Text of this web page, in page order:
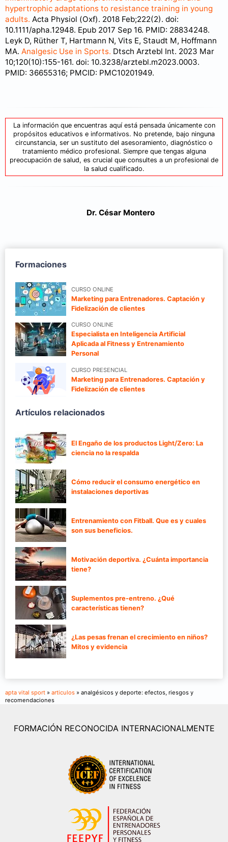
hypertrophic adaptations to resistance training in young
adults. Acta Physiol (Oxf). 2018 Feb;222(2). doi:
10.1111/apha.12948. Epub 2017 Sep 16. PMID: 28834248.
Leyk D, Rüther T, Hartmann N, Vits E, Staudt M, Hoffmann
MA. Analgesic Use in Sports. Dtsch Arztebl Int. 2023 Mar
10;120(10):155-161. doi: 10.3238/arztebl.m2023.0003.
PMID: 36655316; PMCID: PMC10201949.
La información que encuentras aquí está pensada únicamente con
propósitos educativos e informativos. No pretende, bajo ninguna
circunstancia, ser un sustituto del asesoramiento, diagnóstico o
tratamiento médico profesional. Siempre que tengas alguna
preocupación de salud, es crucial que consultes a un profesional de
la salud cualificado.
Dr. César Montero
Formaciones
CURSO ONLINE
Marketing para Entrenadores. Captación y
Fidelización de clientes
CURSO ONLINE
Especialista en Inteligencia Artificial
Aplicada al Fitness y Entrenamiento
Personal
CURSO PRESENCIAL
Marketing para Entrenadores. Captación y
Fidelización de clientes
Artículos relacionados
El Engaño de los productos Light/Zero: La
ciencia no la respalda
Cómo reducir el consumo energético en
instalaciones deportivas
Entrenamiento con Fitball. Que es y cuales
son sus beneficios.
Motivación deportiva. ¿Cuánta importancia
tiene?
Suplementos pre-entreno. ¿Qué
características tienen?
¿Las pesas frenan el crecimiento en niños?
Mitos y evidencia
apta vital sport » articulos » analgésicos y deporte: efectos, riesgos y
recomendaciones
FORMACIÓN RECONOCIDA INTERNACIONALMENTE